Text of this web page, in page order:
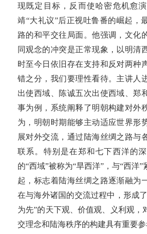
现既定目标，反而使哈密危机愈
靖“大礼议”后正视吐鲁番的崛起，
路的和平交往局面。他强调，文化
同观念的冲突是正常现象，以明清
时至今日依旧存在支持和反对两种
错之分，我们要理性看待。主讲人
出使西域、陈诚五次出使西域、郑
事为例，系统阐释了明朝构建对外
为，明朝时期能够主动适应世界形
展对外交流，通过陆海丝绸之路与
联系。特别是在郑和七下西洋的
的“西域”被称为“旱西洋”，与“西洋
起，标志着陆海丝绸之路逐渐融为
在与海外诸国的交流过程中，形成
为先”的天下观、价值观、义利观，
交理念和陆海秩序的构建具有重要参